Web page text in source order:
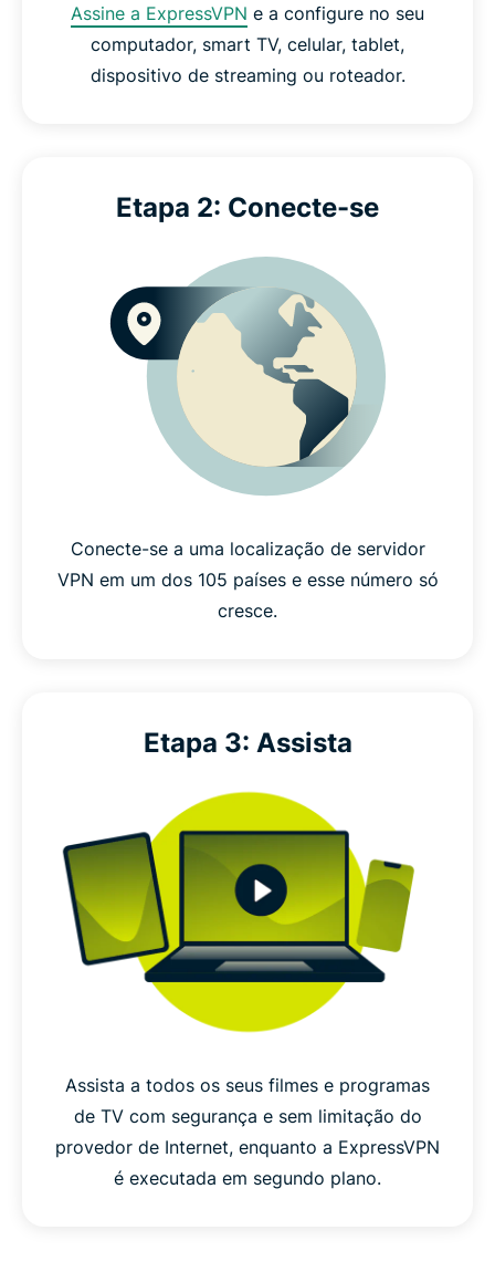
Assine a ExpressVPN e a configure no seu
computador, smart TV, celular, tablet,
dispositivo de streaming ou roteador.
Etapa 2: Conecte-se
Conecte-se a uma localização de servidor
VPN em um dos 105 países e esse número só
cresce.
Etapa 3: Assista
Assista a todos os seus filmes e programas
de TV com segurança e sem limitação do
provedor de Internet, enquanto a ExpressVPN
é executada em segundo plano.